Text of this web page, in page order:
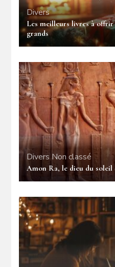
Divers
Les meilleurs livres à
grands
Divers Non classé
Amon Ra, le dieu du soleil